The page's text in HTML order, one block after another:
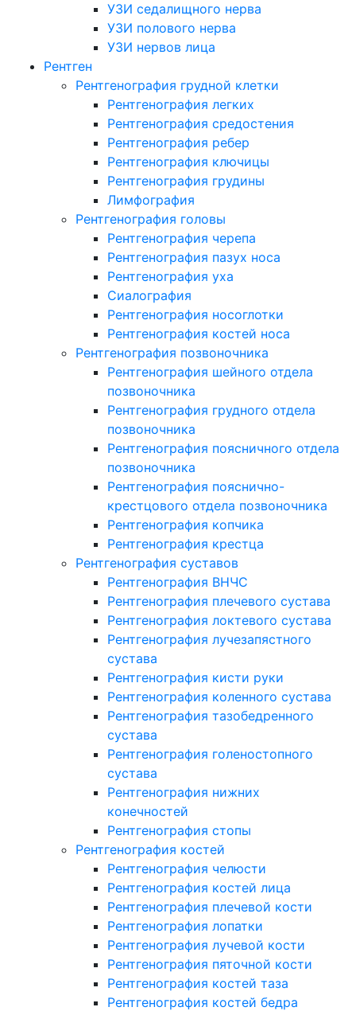
УЗИ седалищного нерва
УЗИ полового нерва
УЗИ нервов лица
Рентген
Рентгенография грудной клетки
Рентгенография легких
Рентгенография средостения
Рентгенография ребер
Рентгенография ключицы
Рентгенография грудины
Лимфография
Рентгенография головы
Рентгенография черепа
Рентгенография пазух носа
Рентгенография уха
Сиалография
Рентгенография носоглотки
Рентгенография костей носа
Рентгенография позвоночника
Рентгенография шейного отдела
позвоночника
Рентгенография грудного отдела
позвоночника
Рентгенография поясничного отдела
позвоночника
Рентгенография пояснично-
крестцового отдела позвоночника
Рентгенография копчика
Рентгенография крестца
Рентгенография суставов
Рентгенография ВНЧС
Рентгенография плечевого сустава
Рентгенография локтевого сустава
Рентгенография лучезапястного
сустава
Рентгенография кисти руки
Рентгенография коленного сустава
Рентгенография тазобедренного
сустава
Рентгенография голеностопного
сустава
Рентгенография нижних
конечностей
Рентгенография стопы
Рентгенография костей
Рентгенография челюсти
Рентгенография костей лица
Рентгенография плечевой кости
Рентгенография лопатки
Рентгенография лучевой кости
Рентгенография пяточной кости
Рентгенография костей таза
Рентгенография костей бедра